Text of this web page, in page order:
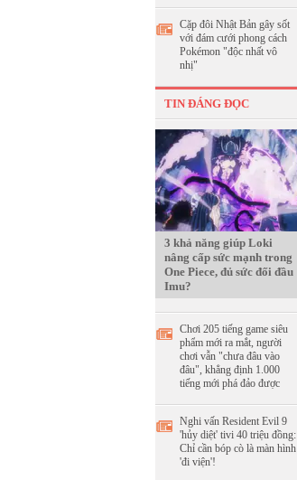
Cặp đôi Nhật Bản gây sốt
với đám cưới phong cách
Pokémon "độc nhất vô
nhị"
TIN ĐÁNG ĐỌC
3 khả năng giúp Loki
nâng cấp sức mạnh trong
One Piece, đủ sức đối đầu
Imu?
Chơi 205 tiếng game siêu
phẩm mới ra mắt, người
chơi vẫn "chưa đâu vào
đâu", khẳng định 1.000
tiếng mới phá đảo được
Nghi vấn Resident Evil 9
'hủy diệt' tivi 40 triệu đồng:
Chỉ cần bóp cò là màn hình
'đi viện'!